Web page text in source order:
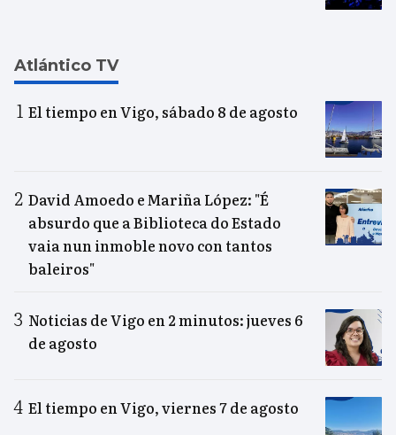
Atlántico TV
El tiempo en Vigo, sábado 8 de agosto
David Amoedo e Mariña López: "É
absurdo que a Biblioteca do Estado
vaia nun inmoble novo con tantos
baleiros"
Noticias de Vigo en 2 minutos: jueves 6
de agosto
El tiempo en Vigo, viernes 7 de agosto